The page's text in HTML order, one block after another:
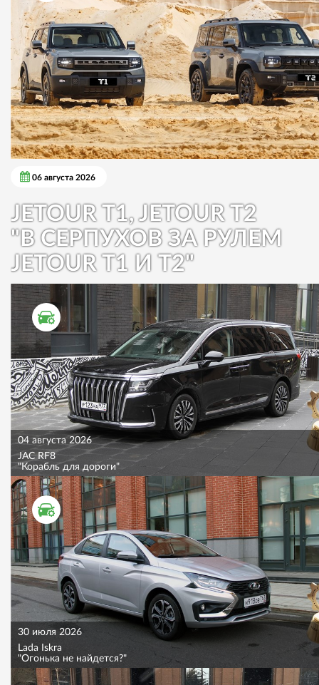
06 августа 2026
JETOUR T1, JETOUR T2
"В СЕРПУХОВ ЗА РУЛЕМ
JETOUR T1 И T2"
ТЕСТ ДРАЙВ
04 августа 2026
JAC RF8
"Корабль для дороги"
ТЕСТ ДРАЙВ
30 июля 2026
Lada Iskra
"Огонька не найдется?"